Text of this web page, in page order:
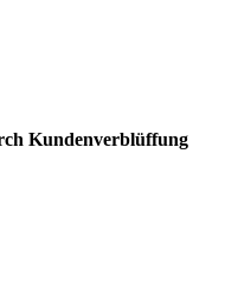
Kundenverblüffung